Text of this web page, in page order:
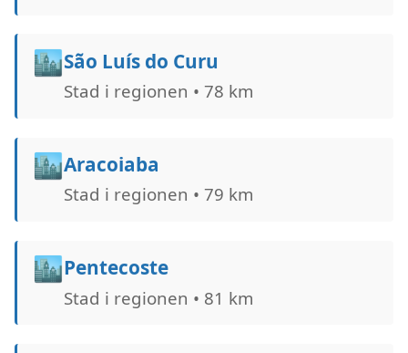
🏙️São Luís do Curu
Stad i regionen • 78 km
🏙️Aracoiaba
Stad i regionen • 79 km
🏙️Pentecoste
Stad i regionen • 81 km